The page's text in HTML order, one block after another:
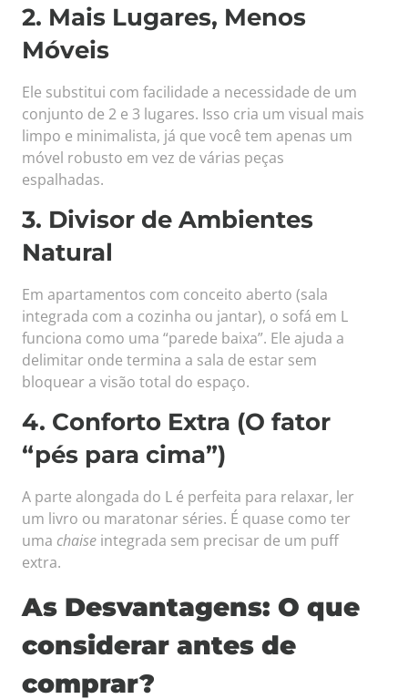
2. Mais Lugares, Menos
Móveis
Ele substitui com facilidade a necessidade de um
conjunto de 2 e 3 lugares. Isso cria um visual mais
limpo e minimalista, já que você tem apenas um
móvel robusto em vez de várias peças
espalhadas.
3. Divisor de Ambientes
Natural
Em apartamentos com conceito aberto (sala
integrada com a cozinha ou jantar), o sofá em L
funciona como uma “parede baixa”. Ele ajuda a
delimitar onde termina a sala de estar sem
bloquear a visão total do espaço.
4. Conforto Extra (O fator
“pés para cima”)
A parte alongada do L é perfeita para relaxar, ler
um livro ou maratonar séries. É quase como ter
uma chaise integrada sem precisar de um puff
extra.
As Desvantagens: O que
considerar antes de
comprar?